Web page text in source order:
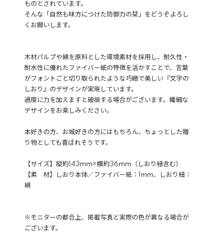
ものとされています。
そんな「自然も味方につけた防御力の栞」をどうぞよろし
くお願いします。
木材パルプや綿を原料とした環境素材を採用し、耐久性・
耐水性に優れたファイバー紙の特徴を活かすことで、言葉
がフォントごと切り取られたような巧緻で美しい『文字の
しおり』のデザインが実現しています。
過度に力を加えますと破損する場合がございます。繊細な
デザインをお楽しみください。
本好きの方、お城好きの方にはもちろん、ちょっとした贈
り物としても喜ばれそうです。
【サイズ】縦約143ｍｍ×横約36ｍｍ（しおり紐含む）
【素 材】しおり本体／ファイバー紙：1ｍｍ、しおり紐：
綿
※モニターの都合上、掲載写真と実際の色が異なる場合が
ございます。